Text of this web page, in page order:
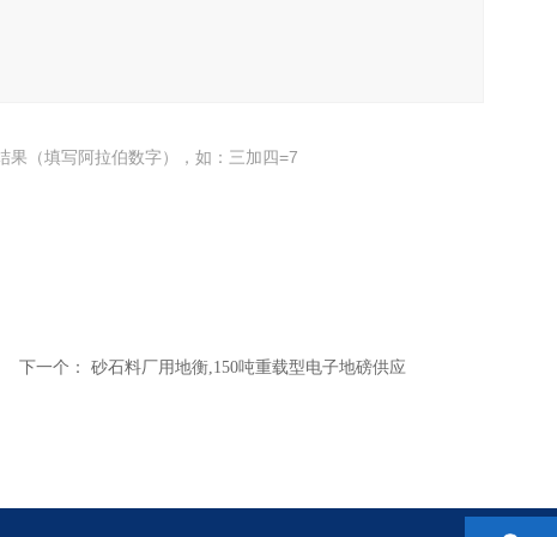
果（填写阿拉伯数字），如：三加四=7
下一个： 砂石料厂用地衡,150吨重载型电子地磅供应